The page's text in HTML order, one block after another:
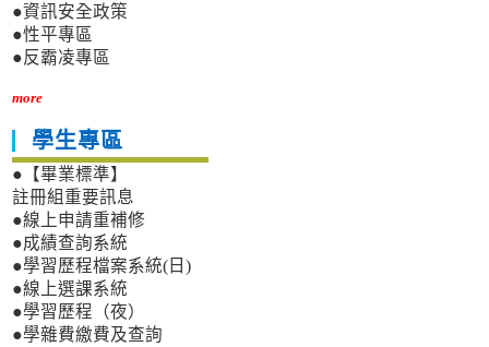
●資訊安全政策
●性平專區
●反霸凌專區
more
學生專區
●【畢業標準】
註冊組重要訊息
●線上申請重補修
●成績查詢系統
●學習歷程檔案系統(日)
●線上選課系統
●學習歷程（夜）
●學雜費繳費及查詢